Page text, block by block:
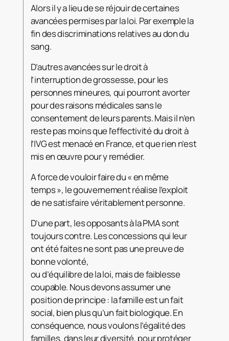
Alors il y a lieu de se réjouir de certaines
avancées permises par la loi. Par exemple la
fin des discriminations relatives au don du
sang.
D’autres avancées sur le droit à
l’interruption de grossesse, pour les
personnes mineures, qui pourront avorter
pour des raisons médicales sans le
consentement de leurs parents. Mais il n’en
reste pas moins que l’effectivité du droit à
l’IVG est menacé en France, et que rien n’est
mis en œuvre pour y remédier.
A force de vouloir faire du « en même
temps », le gouvernement réalise l’exploit
de ne satisfaire véritablement personne.
D’une part, les opposants à la PMA sont
toujours contre. Les concessions qui leur
ont été faites ne sont pas une preuve de
bonne volonté,
ou d’équilibre de la loi, mais de faiblesse
coupable. Nous devons assumer une
position de principe : la famille est un fait
social, bien plus qu’un fait biologique. En
conséquence, nous voulons l’égalité des
familles, dans leur diversité, pour protéger